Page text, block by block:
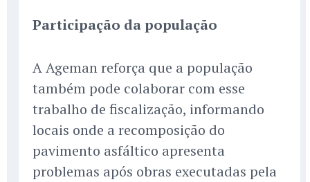
Participação da população
A Ageman reforça que a população
também pode colaborar com esse
trabalho de fiscalização, informando
locais onde a recomposição do
pavimento asfáltico apresenta
problemas após obras executadas pela